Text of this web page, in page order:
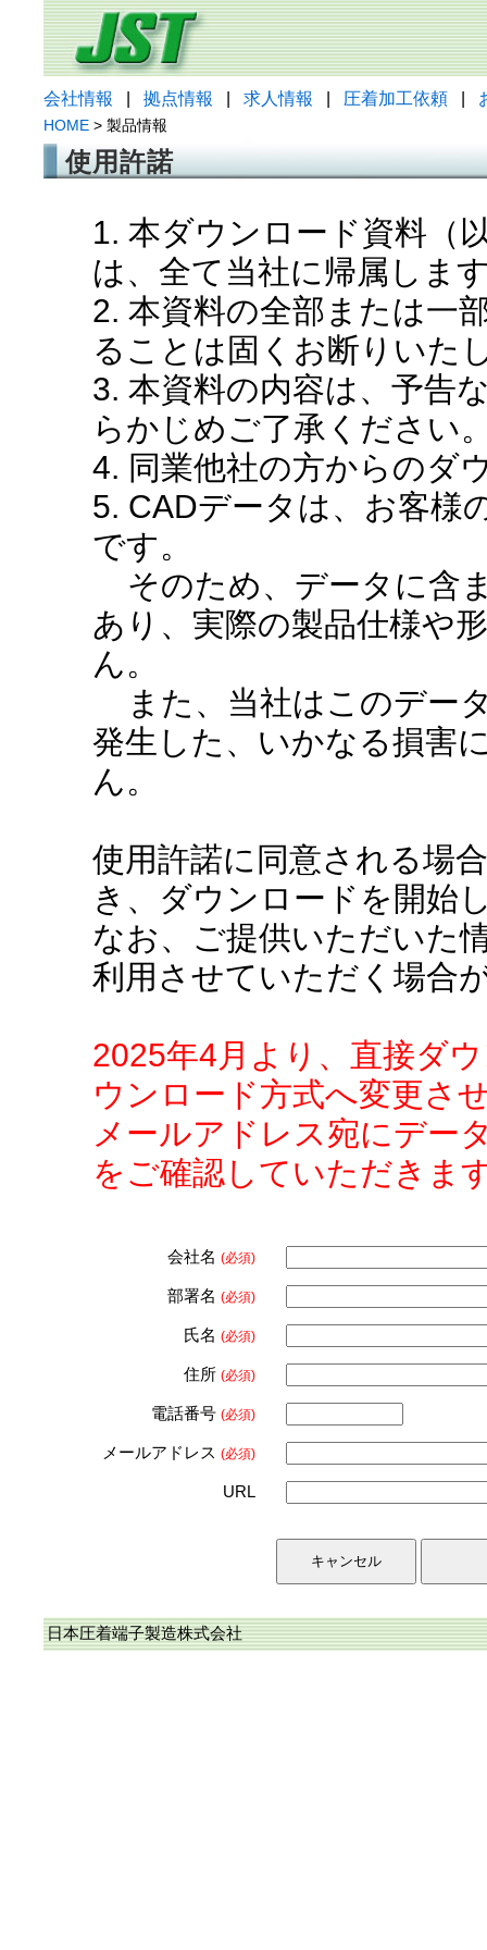
会社情報 拠点情報 求人情報 圧着加工依頼
HOME > 製品情報
使用許諾
1. 本ダウンロード資料（
は、全て当社に帰属しま
2. 本資料の全部または一
ることは固くお断りいた
3. 本資料の内容は、予告
らかじめご了承ください
4. 同業他社の方からのダ
5. CADデータは、お客様
です。
そのため、データに含
あり、実際の製品仕様や
ん。
また、当社はこのデー
発生した、いかなる損害
ん。
使用許諾に同意される場
き、ダウンロードを開始
なお、ご提供いただいた
利用させていただく場合
2025年4月より、直接ダ
ウンロード方式へ変更さ
メールアドレス宛にデー
をご確認していただきま
会社名 (必須)
部署名 (必須)
氏名 (必須)
住所 (必須)
電話番号 (必須)
メールアドレス (必須)
URL
日本圧着端子製造株式会社